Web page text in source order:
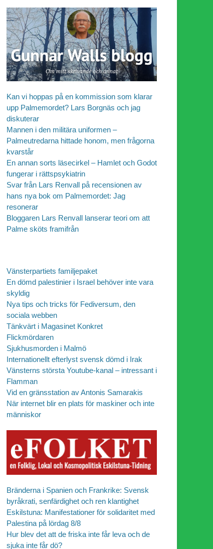
Kan vi hoppas på en kommission som klarar
upp Palmemordet? Lars Borgnäs och jag
diskuterar
Mannen i den militära uniformen –
Palmeutredarna hittade honom, men frågorna
kvarstår
En annan sorts läsecirkel – Hamlet och Godot
fungerar i rättspsykiatrin
Svar från Lars Renvall på recensionen av
hans nya bok om Palmemordet: Jag
resonerar
Bloggaren Lars Renvall lanserar teori om att
Palme sköts framifrån
Vänsterpartiets familjepaket
En dömd palestinier i Israel behöver inte vara
skyldig
Nya tips och tricks för Fediversum, den
sociala webben
Tänkvärt i Magasinet Konkret
Flickmördaren
Sjukhusmorden i Malmö
Internationellt efterlyst svensk dömd i Irak
Vänsterns största Youtube-kanal – intressant i
Flamman
Vid en gränsstation av Antonis Samarakis
När internet blir en plats för maskiner och inte
människor
Bränderna i Spanien och Frankrike: Svensk
byråkrati, senfärdighet och ren klantighet
Eskilstuna: Manifestationer för solidaritet med
Palestina på lördag 8/8
Hur blev det att de friska inte får leva och de
sjuka inte får dö?